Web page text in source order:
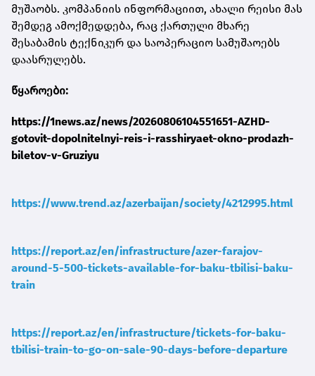
მუშაობს. კომპანიის ინფორმაციით, ახალი რეისი მას
შემდეგ ამოქმედდება, რაც ქართული მხარე
შესაბამის ტექნიკურ და საოპერაციო სამუშაოებს
დაასრულებს.
წყაროები:
https://1news.az/news/20260806104551651-AZHD-
gotovit-dopolnitelnyi-reis-i-rasshiryaet-okno-prodazh-
biletov-v-Gruziyu
https://www.trend.az/azerbaijan/society/4212995.html
https://report.az/en/infrastructure/azer-farajov-
around-5-500-tickets-available-for-baku-tbilisi-baku-
train
https://report.az/en/infrastructure/tickets-for-baku-
tbilisi-train-to-go-on-sale-90-days-before-departure